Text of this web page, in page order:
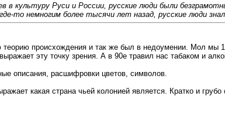
культуру Руси и России, русские люди были
то немногим более тысячи лет назад, русские люди
происхождения и так же был в недоумении. Мол мы
эту точку зрения. А в 90е травил нас табаком и
описания, расшифровки цветов, символов.
какая страна чьей колонией является. Кратко и грубо